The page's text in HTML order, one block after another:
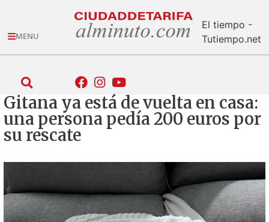
MENU
El tiempo -
Tutiempo.net
Gitana ya está de vuelta en casa:
una persona pedía 200 euros por
su rescate